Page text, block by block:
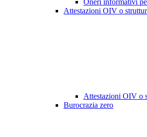
Oneri informativi
Attestazioni OIV o
Attestazioni OIV o
Burocrazia zero